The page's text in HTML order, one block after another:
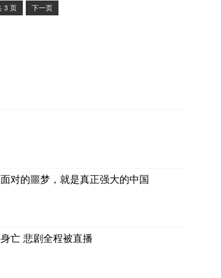
3 页 下一页
对的噩梦，就是真正强大的中国
亡 悲剧全程被直播